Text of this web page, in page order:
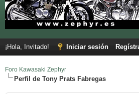
¡Hola, Invitado! Iniciar sesión
Foro Kawasaki Zephyr
Perfil de Tony Prats Fabregas